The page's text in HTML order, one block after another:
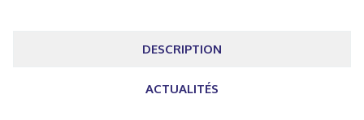
DESCRIPTION
ACTUALITÉS